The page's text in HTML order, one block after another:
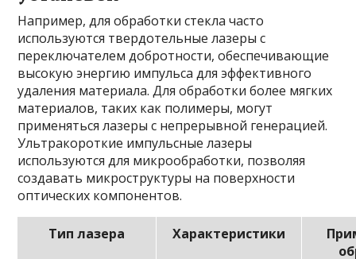
Например, для обработки стекла часто
используются твердотельные лазеры с
переключателем добротности, обеспечивающие
высокую энергию импульса для эффективного
удаления материала. Для обработки более мягких
материалов, таких как полимеры, могут
применяться лазеры с непрерывной генерацией.
Ультракороткие импульсные лазеры
используются для микрообработки, позволяя
создавать микроструктуры на поверхности
оптических компонентов.
Тип лазера Характеристики